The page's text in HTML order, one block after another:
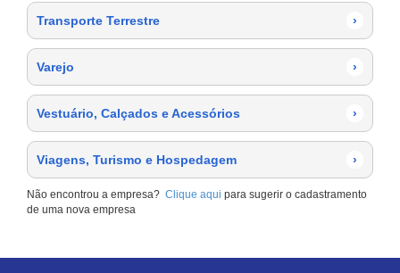
Transporte Terrestre ›
Varejo ›
Vestuário, Calçados e Acessórios ›
Viagens, Turismo e Hospedagem ›
Não encontrou a empresa? Clique aqui para sugerir o cadastramento
de uma nova empresa